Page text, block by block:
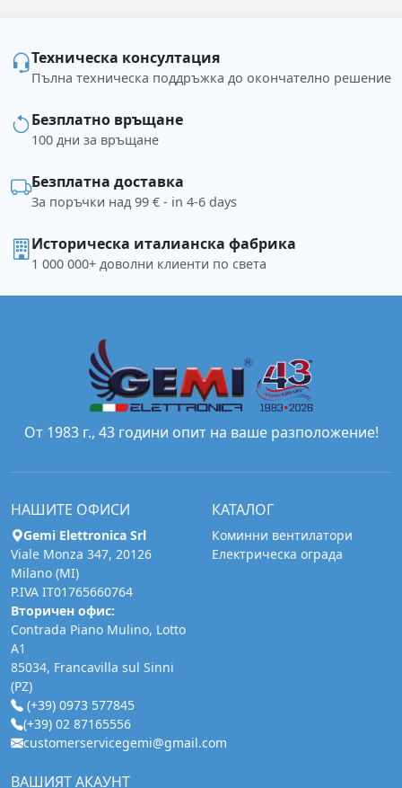
Техническа консултация
Пълна техническа поддръжка до окончателно решение
Безплатно връщане
100 дни за връщане
Безплатна доставка
За поръчки над 99 € - in 4-6 days
Историческа италианска фабрика
1 000 000+ доволни клиенти по света
От 1983 г., 43 години опит на ваше разположение!
НАШИТЕ ОФИСИ
Gemi Elettronica Srl
Viale Monza 347, 20126
Milano (MI)
P.IVA IT01765660764
Вторичен офис:
Contrada Piano Mulino, Lotto
A1
85034, Francavilla sul Sinni
(PZ)
(+39) 0973 577845
(+39) 02 87165556
customerservicegemi@gmail.com
КАТАЛОГ
Коминни вентилатори
Електрическа ограда
ВАШИЯТ АКАУНТ